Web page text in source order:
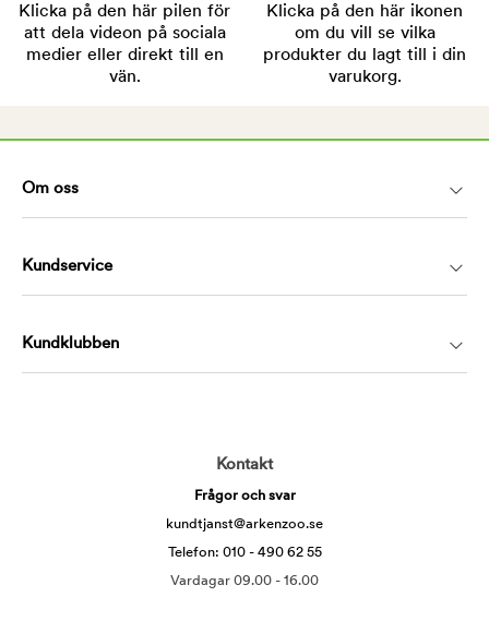
Klicka på den här pilen för
att dela videon på sociala
medier eller direkt till en
vän.
Klicka på den här ikonen
om du vill se vilka
produkter du lagt till i din
varukorg.
Om oss
Kundservice
Kundklubben
Kontakt
Frågor och svar
kundtjanst@arkenzoo.se
Telefon: 010 - 490 62 55
Vardagar 09.00 - 16.00